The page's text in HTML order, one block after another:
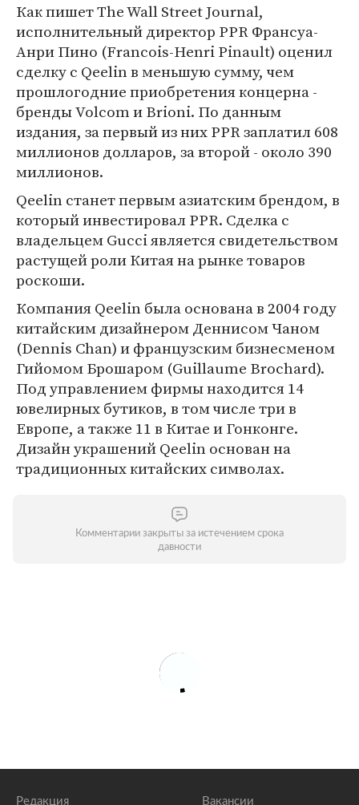
Как пишет The Wall Street Journal,
исполнительный директор PPR Франcуа-
Анри Пино (Francois-Henri Pinault) оценил
сделку с Qeelin в меньшую сумму, чем
прошлогодние приобретения концерна -
бренды Volcom и Brioni. По данным
издания, за первый из них PPR заплатил 608
миллионов долларов, за второй - около 390
миллионов.
Qeelin станет первым азиатским брендом, в
который инвестировал PPR. Сделка с
владельцем Gucci является свидетельством
растущей роли Китая на рынке товаров
роскоши.
Компания Qeelin была основана в 2004 году
китайским дизайнером Деннисом Чаном
(Dennis Chan) и французским бизнесменом
Гийомом Брошаром (Guillaume Brochard).
Под управлением фирмы находится 14
ювелирных бутиков, в том числе три в
Европе, а также 11 в Китае и Гонконге.
Дизайн украшений Qeelin основан на
традиционных китайских символах.
Комментарии закрыты за истечением срока
давности
Редакция Вакансии